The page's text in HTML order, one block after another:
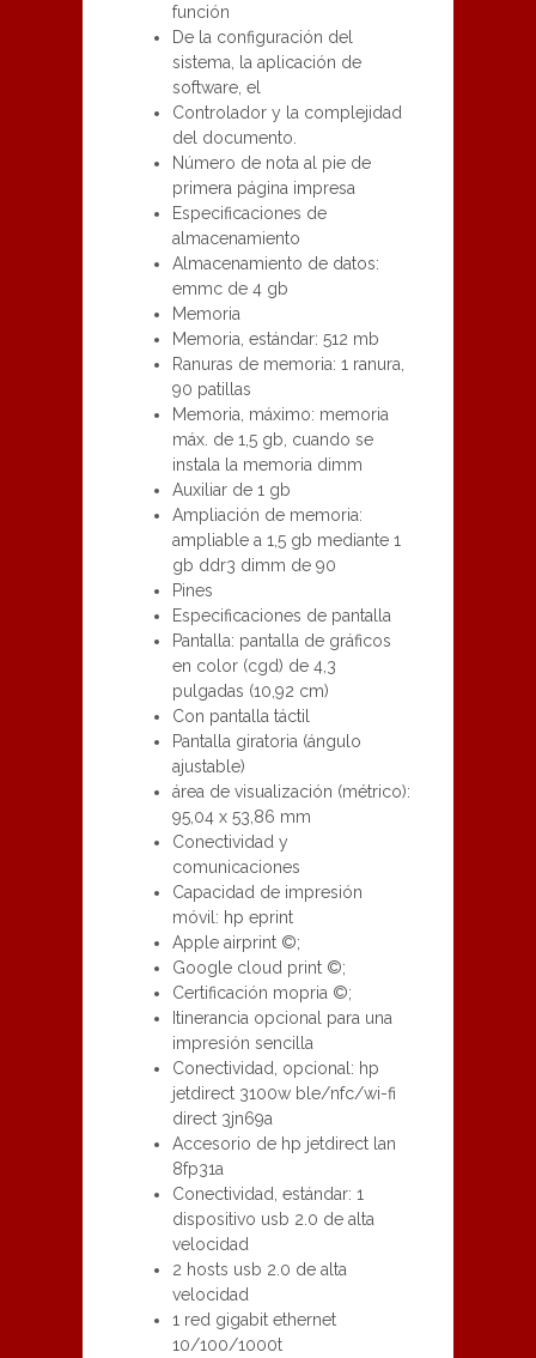
función
De la configuración del
sistema, la aplicación de
software, el
Controlador y la complejidad
del documento.
Número de nota al pie de
primera página impresa
Especificaciones de
almacenamiento
Almacenamiento de datos:
emmc de 4 gb
Memoria
Memoria, estándar: 512 mb
Ranuras de memoria: 1 ranura,
90 patillas
Memoria, máximo: memoria
máx. de 1,5 gb, cuando se
instala la memoria dimm
Auxiliar de 1 gb
Ampliación de memoria:
ampliable a 1,5 gb mediante 1
gb ddr3 dimm de 90
Pines
Especificaciones de pantalla
Pantalla: pantalla de gráficos
en color (cgd) de 4,3
pulgadas (10,92 cm)
Con pantalla táctil
Pantalla giratoria (ángulo
ajustable)
área de visualización (métrico):
95,04 x 53,86 mm
Conectividad y
comunicaciones
Capacidad de impresión
móvil: hp eprint
Apple airprint ©;
Google cloud print ©;
Certificación mopria ©;
Itinerancia opcional para una
impresión sencilla
Conectividad, opcional: hp
jetdirect 3100w ble/nfc/wi-fi
direct 3jn69a
Accesorio de hp jetdirect lan
8fp31a
Conectividad, estándar: 1
dispositivo usb 2.0 de alta
velocidad
2 hosts usb 2.0 de alta
velocidad
1 red gigabit ethernet
10/100/1000t